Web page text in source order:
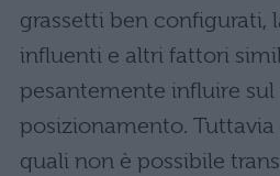
grassetti ben configurati,
influenti e altri fattori
pesantemente influire
posizionamento.
quali non è possibile